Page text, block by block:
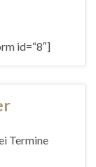
id=“8″]
Termine